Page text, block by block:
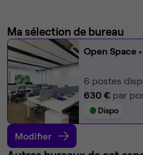
Ma sélection de bureau
Open Space
6 postes
630 € par
Dispo
Modifier